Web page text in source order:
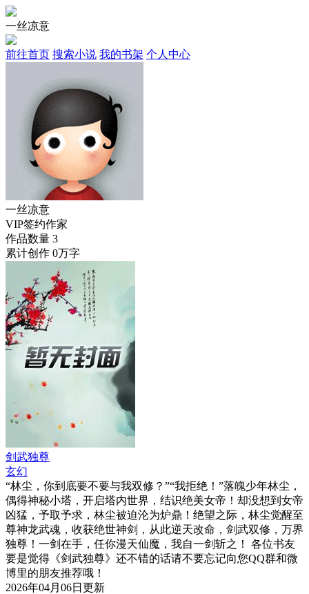
一丝凉意
前往首页 搜索小说 我的书架 个人中心
一丝凉意
VIP签约作家
作品数量 3
累计创作 0万字
剑武独尊
玄幻
“林尘，你到底要不要与我双修？”“我拒绝！”落魄少年林尘，
偶得神秘小塔，开启塔内世界，结识绝美女帝！却没想到女帝
凶猛，予取予求，林尘被迫沦为炉鼎！绝望之际，林尘觉醒至
尊神龙武魂，收获绝世神剑，从此逆天改命，剑武双修，万界
独尊！一剑在手，任你漫天仙魔，我自一剑斩之！ 各位书友
要是觉得《剑武独尊》还不错的话请不要忘记向您QQ群和微
博里的朋友推荐哦！
2026年04月06日更新